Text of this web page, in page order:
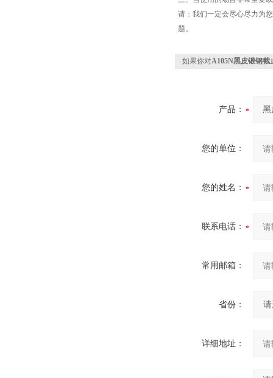
请：我们一定会尽心尽力为
题。
如果你对A105N黑皮锻钢截
产品：
您的单位：
您的姓名：
联系电话：
常用邮箱：
省份：
详细地址：